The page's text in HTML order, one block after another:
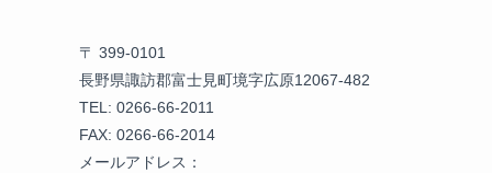
〒 399-0101
長野県諏訪郡富士見町境字広原12067-482
TEL: 0266-66-2011
FAX: 0266-66-2014
メールアドレス：